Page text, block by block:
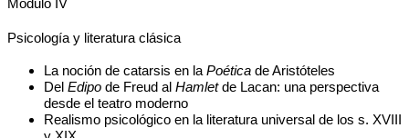
Módulo IV
Psicología y literatura clásica
La noción de catarsis en la Poética de Aristóteles
Del Edipo de Freud al Hamlet de Lacan: una perspectiva
desde el teatro moderno
Realismo psicológico en la literatura universal de los s. XVIII